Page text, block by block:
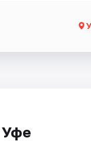
Уфе